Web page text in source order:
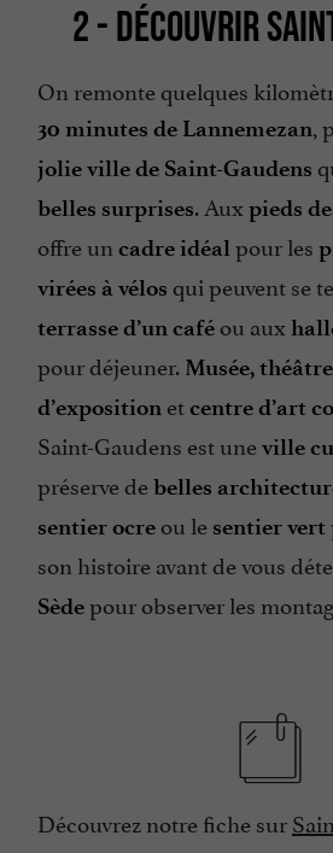
2 - DÉCOUVRIR
On remonte quelques
30 minutes de Lannemezan,
jolie ville de Saint-Gaudens
belles surprises. Aux pieds
offre un cadre idéal pour les
virées à vélos qui peuvent se
terrasse d’un café ou aux
pour déjeuner. Musée,
d’exposition etcentre d’art
Saint-Gaudens est uneville
préserve debelles
sentier ocre ou le sentier vert
son histoire avant de vous
Sèdepour observer les
Découvrez notre fiche sur